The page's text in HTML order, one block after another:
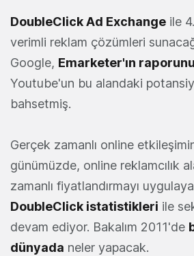
DoubleClick Ad Exchange ile
verimli reklam çözümleri
Google, Emarketer'ın raporunu
Youtube'un bu alandaki
bahsetmiş.
Gerçek zamanlı online
günümüzde, online reklamcılık
zamanlı fiyatlandırmayı
DoubleClick istatistikleri ile
devam ediyor. Bakalım 2011'de
dünyada neler yapacak.